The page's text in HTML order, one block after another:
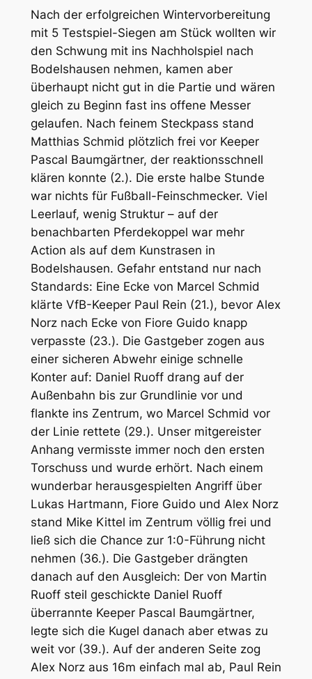
Nach der erfolgreichen Wintervorbereitung
mit 5 Testspiel-Siegen am Stück wollten wir
den Schwung mit ins Nachholspiel nach
Bodelshausen nehmen, kamen aber
überhaupt nicht gut in die Partie und wären
gleich zu Beginn fast ins offene Messer
gelaufen. Nach feinem Steckpass stand
Matthias Schmid plötzlich frei vor Keeper
Pascal Baumgärtner, der reaktionsschnell
klären konnte (2.). Die erste halbe Stunde
war nichts für Fußball-Feinschmecker. Viel
Leerlauf, wenig Struktur – auf der
benachbarten Pferdekoppel war mehr
Action als auf dem Kunstrasen in
Bodelshausen. Gefahr entstand nur nach
Standards: Eine Ecke von Marcel Schmid
klärte VfB-Keeper Paul Rein (21.), bevor Alex
Norz nach Ecke von Fiore Guido knapp
verpasste (23.). Die Gastgeber zogen aus
einer sicheren Abwehr einige schnelle
Konter auf: Daniel Ruoff drang auf der
Außenbahn bis zur Grundlinie vor und
flankte ins Zentrum, wo Marcel Schmid vor
der Linie rettete (29.). Unser mitgereister
Anhang vermisste immer noch den ersten
Torschuss und wurde erhört. Nach einem
wunderbar herausgespielten Angriff über
Lukas Hartmann, Fiore Guido und Alex Norz
stand Mike Kittel im Zentrum völlig frei und
ließ sich die Chance zur 1:0-Führung nicht
nehmen (36.). Die Gastgeber drängten
danach auf den Ausgleich: Der von Martin
Ruoff steil geschickte Daniel Ruoff
überrannte Keeper Pascal Baumgärtner,
legte sich die Kugel danach aber etwas zu
weit vor (39.). Auf der anderen Seite zog
Alex Norz aus 16m einfach mal ab, Paul Rein